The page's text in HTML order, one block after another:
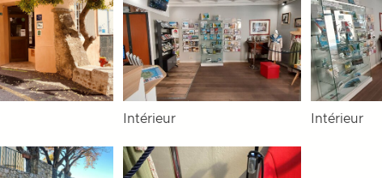
Intérieur Intérieur